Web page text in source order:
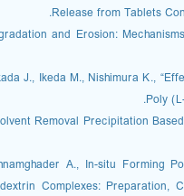
Release from Tablets
and Erosion:
J., Ikeda M., Nishimura K.,
Poly
Removal Precipitation
A., In-situ
Complexes: